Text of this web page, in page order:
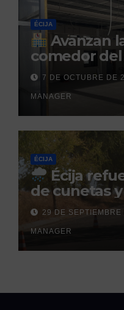
ÉCIJA
Avanzan
comedor del
Sol: su
prevista
7 DE OCTUBRE DE
MANAGER
ÉCIJA
Écija
de cunetas
la llegada
otoñales
29 DE SEPTIEMBRE
MANAGER